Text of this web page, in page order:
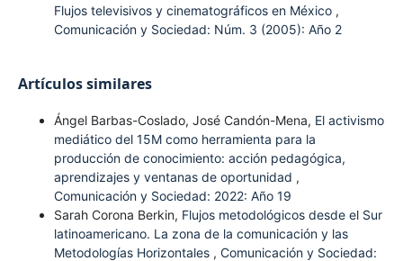
Flujos televisivos y cinematográficos en México ,
Comunicación y Sociedad: Núm. 3 (2005): Año 2
Artículos similares
Ángel Barbas-Coslado, José Candón-Mena, El activismo
mediático del 15M como herramienta para la
producción de conocimiento: acción pedagógica,
aprendizajes y ventanas de oportunidad ,
Comunicación y Sociedad: 2022: Año 19
Sarah Corona Berkin, Flujos metodológicos desde el Sur
latinoamericano. La zona de la comunicación y las
Metodologías Horizontales , Comunicación y Sociedad: